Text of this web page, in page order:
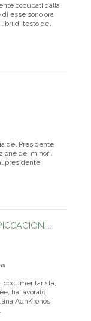
occupati dalla
esse sono ora
di testo del
del Presidente
dei minori.
presidente
documentarista,
ha lavorato
AdnKronos